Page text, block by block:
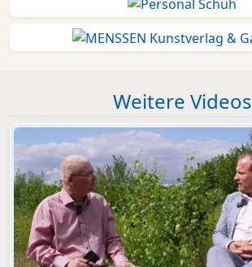
Weitere Videos